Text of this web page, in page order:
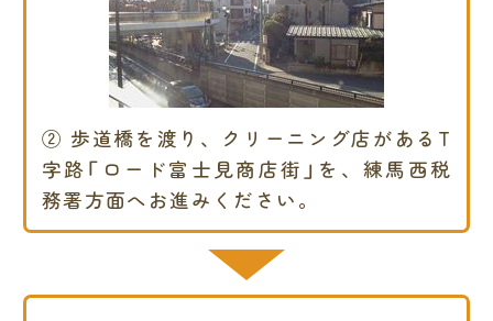
② 歩道橋を渡り、クリーニング店があるT
字路「ロード富士見商店街」を、練馬西税
務署方面へお進みください。